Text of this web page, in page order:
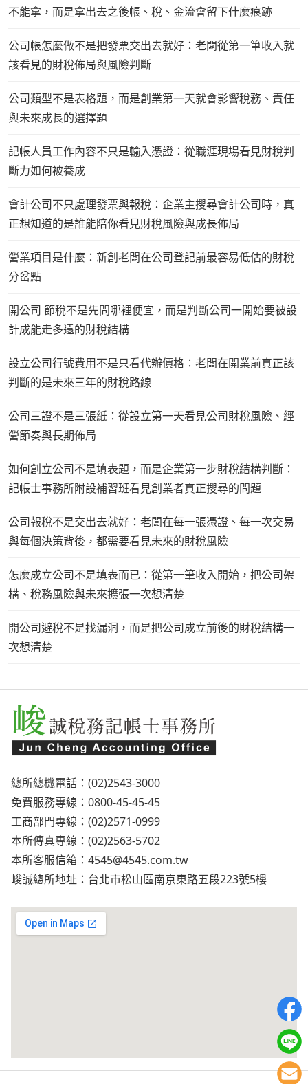
不能拿，而是拿出去之後帳、稅、金流會留下什麼痕跡
公司帳怎麼做不是把發票交出去就好：老闆從第一筆收入就
該看見的財稅佈局與風險判斷
公司類型不是表格題，而是創業第一天就會影響稅務、責任
與未來成長的選擇題
記帳人員工作內容不只是輸入憑證：從職涯現場看見財稅判
斷力如何被養成
會計公司不只處理發票與報稅：企業主搜尋會計公司時，真
正想知道的是誰能陪你看見財稅風險與成長佈局
營業項目是什麼：新創老闆在公司登記前最容易低估的財稅
分岔點
開公司 節稅不是先問哪裡便宜，而是判斷公司一開始要被設
計成能走多遠的財稅結構
設立公司行號費用不是只看代辦價格：老闆在開業前真正該
判斷的是未來三年的財稅路線
公司三證不是三張紙：從設立第一天看見公司財稅風險、經
營節奏與長期佈局
如何創立公司不是填表題，而是企業第一步財稅結構判斷：
記帳士事務所附設補習班看見創業者真正搜尋的問題
公司報稅不是交出去就好：老闆在每一張憑證、每一次交易
與每個決策背後，都需要看見未來的財稅風險
怎麼成立公司不是填表而已：從第一筆收入開始，把公司架
構、稅務風險與未來擴張一次想清楚
開公司避稅不是找漏洞，而是把公司成立前後的財稅結構一
次想清楚
總所總機電話：(02)2543-3000
免費服務專線：0800-45-45-45
工商部門專線：(02)2571-0999
本所傳真專線：(02)2563-5702
本所客服信箱： 4545@4545.com.tw
峻誠總所地址：台北市松山區南京東路五段223號5樓